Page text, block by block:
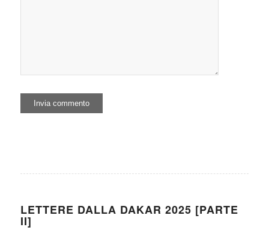
LETTERE DALLA DAKAR 2025 [PARTE
II]